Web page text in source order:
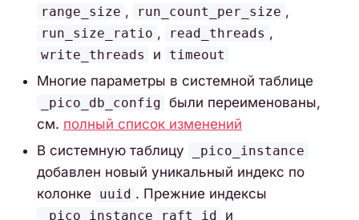
range_size , run_count_per_size ,
run_size_ratio , read_threads ,
write_threads и timeout
Многие параметры в системной таблице
_pico_db_config были переименованы,
см. полный список изменений
В системную таблицу
_pico_instance
добавлен новый уникальный индекс по
колонке
uuid . Прежние индексы
_pico_instance_raft_id и